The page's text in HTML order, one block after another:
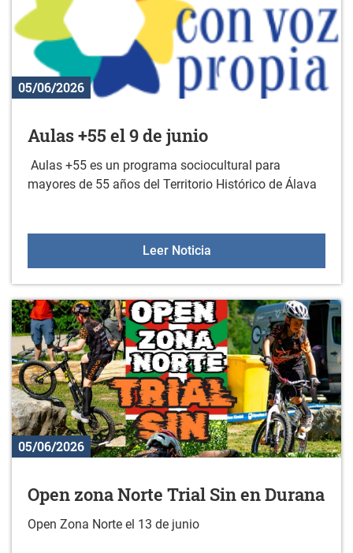
05/06/2026
Aulas +55 el 9 de junio
Aulas +55 es un programa sociocultural para
mayores de 55 años del Territorio Histórico de Álava
Leer NoticiaAulas +55 el 9 de junio
05/06/2026
Open zona Norte Trial Sin en Durana
Open Zona Norte el 13 de junio